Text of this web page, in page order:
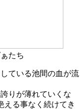
たち
ている池間の血が流
りが薄れていくな
える事なく続けてき